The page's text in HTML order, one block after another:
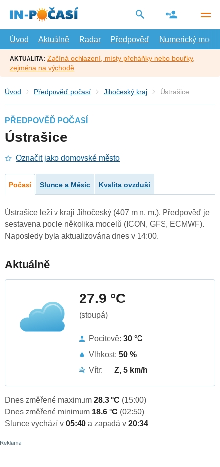
hlavní
Úvod
Aktuálně Radar Předpověď Numerický model
AKTUALITA: Začíná ochlazení, místy přeháňky nebo bouřky,
zejména na východě
Úvod Předpověď počasí Jihočeský kraj Ústrašice
PŘEDPOVĚĎ POČASÍ
Ústrašice
Označit jako domovské město
Počasí Slunce a Měsíc Kvalita ovzduší
Ústrašice leží v kraji Jihočeský (407 m n. m.). Předpověď je
sestavena podle několika modelů (ICON, GFS, ECMWF).
Naposledy byla aktualizována dnes v 14:00.
Aktuálně
27.9 °C
(stoupá)
Pocitově: 30 °C
Vlhkost: 50 %
Vítr:
Z, 5 km/h
Dnes změřené maximum 28.3 °C (15:00)
Dnes změřené minimum 18.6 °C (02:50)
Slunce vychází v 05:40 a zapadá v 20:34